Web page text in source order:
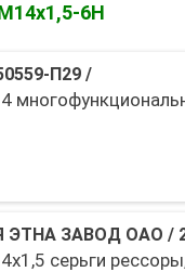
6Н
П29/
ЭТНА ЗАВОД ОАО /
серьги